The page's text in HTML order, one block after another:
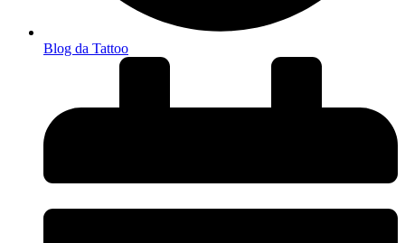
Blog da Tattoo